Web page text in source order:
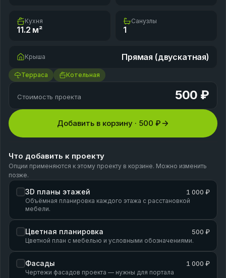
Кухня
11.2 м²
Санузлы
1
Крыша Прямая (двускатная)
Терраса Котельная
Стоимость проекта 500 ₽
Добавить в корзину · 500 ₽
Что добавить к проекту
Опции применяются к этому проекту в корзине. Можно изменить
позже.
3D планы этажей 1 000 ₽
Объёмная планировка каждого этажа с расстановкой
мебели.
Цветная планировка 500 ₽
Цветной план с мебелью и условными обозначениями.
Фасады 1 000 ₽
Чертежи фасадов проекта — нужны для портала